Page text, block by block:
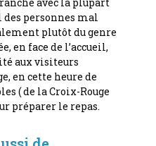
des personnes mal
plutôt du genre
en face de l’accueil,
aux visiteurs
en cette heure de
( de la Croix-Rouge
préparer le repas.